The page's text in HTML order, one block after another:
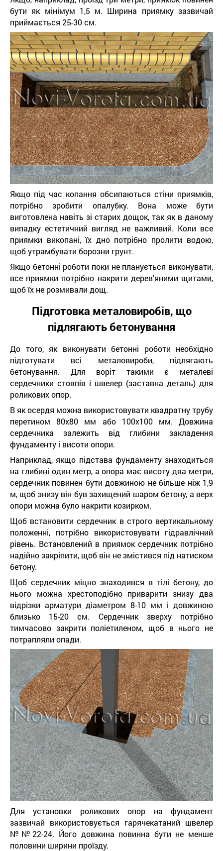
бути як мінімум 1,5 м. Ширина приямку зазвичай
приймається 25-30 см.
Якщо під час копання обсипаються стіни приямків,
потрібно зробити опалубку. Вона може бути
виготовлена ​​навіть зі старих дощок, так як в даному
випадку естетичний вигляд не важливий. Коли все
приямки викопані, їх дно потрібно пролити водою,
щоб утрамбувати борозни грунт.
Якщо бетонні роботи поки не планується виконувати,
все приямки потрібно накрити дерев'яними щитами,
щоб їх не розмивали дощ.
Підготовка металовиробів, що
підлягають бетонування
До того, як виконувати бетонні роботи необхідно
підготувати всі металовироби, підлягають
бетонування. Для воріт такими є металеві
сердечники стовпів і швелер (заставна деталь) для
роликових опор.
В як осердя можна використовувати квадратну трубу
перетином 80х80 мм або 100х100 мм. Довжина
сердечника залежить від глибини закладення
фундаменту і висоти опори.
Наприклад, якщо підстава фундаменту знаходиться
на глибині один метр, а опора має висоту два метри,
сердечник повинен бути довжиною не більше ніж 1,9
м, щоб знизу він був захищений шаром бетону, а верх
опори можна було накрити козирком.
Щоб встановити сердечник в строго вертикальному
положенні, потрібно використовувати гідравлічний
рівень. Встановлений в приямок сердечник потрібно
надійно закріпити, щоб він не змістився під натиском
бетону.
Щоб сердечник міцно знаходився в тілі бетону, до
нього можна хрестоподібно приварити знизу два
відрізки арматури діаметром 8-10 мм і довжиною
близько 15-20 см. Сердечник зверху потрібно
тимчасово закрити поліетиленом, щоб в нього не
потрапляли опади.
Для установки роликових опор на фундамент
зазвичай використовується гарячекатаний швелер
№№22-24. Його довжина повинна бути не менше
половини ширини проїзду.